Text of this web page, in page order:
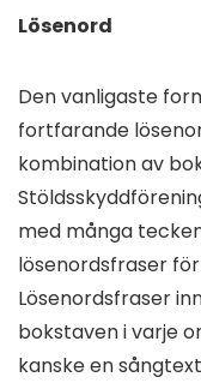
Lösenord
Den vanligaste
fortfarande
kombination av
med många
lösenordsfraser
Lösenordsfraser
bokstaven i varje
kanske en